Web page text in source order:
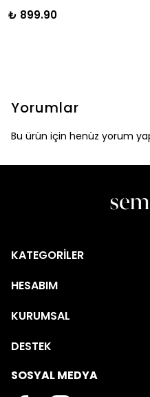
₺ 899.90
Yorumlar
Bu ürün için henüz yorum
KATEGORİLER
HESABIM
KURUMSAL
DESTEK
SOSYAL MEDYA